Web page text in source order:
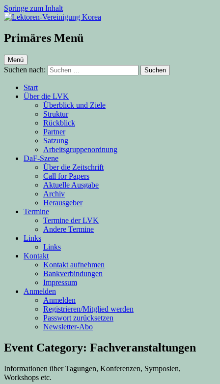
Springe zum Inhalt
Lektoren-Vereinigung Korea
Primäres Menü
Menü
Suchen nach:
Start
Über die LVK
Überblick und Ziele
Struktur
Rückblick
Partner
Satzung
Arbeitsgruppenordnung
DaF-Szene
Über die Zeitschrift
Call for Papers
Aktuelle Ausgabe
Archiv
Herausgeber
Termine
Termine der LVK
Andere Termine
Links
Links
Kontakt
Kontakt aufnehmen
Bankverbindungen
Impressum
Anmelden
Anmelden
Registrieren/Mitglied werden
Passwort zurücksetzen
Newsletter-Abo
Event Category: Fachveranstaltungen
Informationen über Tagungen, Konferenzen, Symposien,
Workshops etc.